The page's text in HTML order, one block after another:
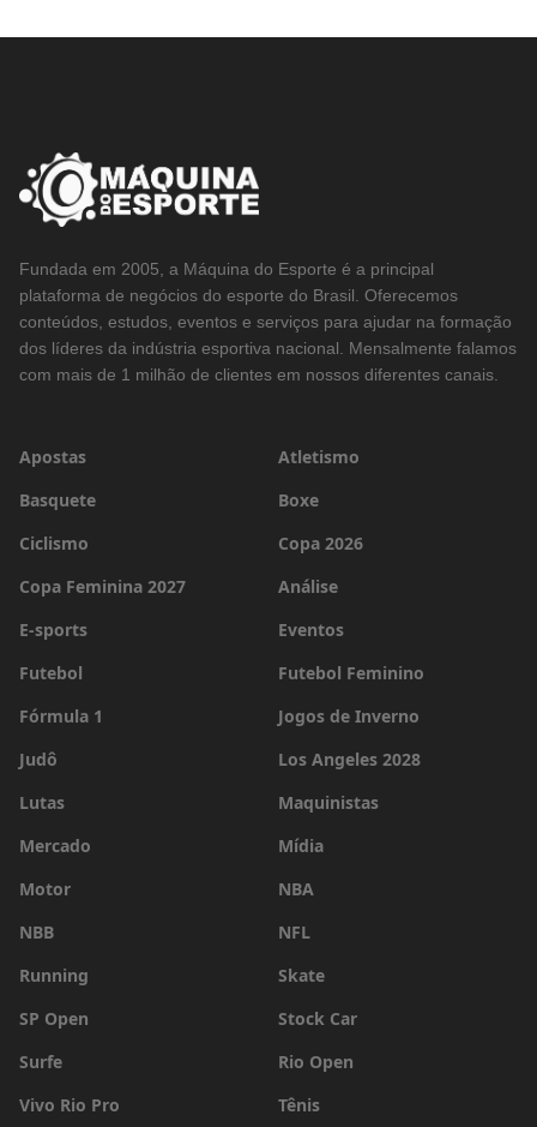
Fundada em 2005, a Máquina do Esporte é a principal
plataforma de negócios do esporte do Brasil. Oferecemos
conteúdos, estudos, eventos e serviços para ajudar na formação
dos líderes da indústria esportiva nacional. Mensalmente falamos
com mais de 1 milhão de clientes em nossos diferentes canais.
Apostas
Atletismo
Basquete
Boxe
Ciclismo
Copa 2026
Copa Feminina 2027
Análise
E-sports
Eventos
Futebol
Futebol Feminino
Fórmula 1
Jogos de Inverno
Judô
Los Angeles 2028
Lutas
Maquinistas
Mercado
Mídia
Motor
NBA
NBB
NFL
Running
Skate
SP Open
Stock Car
Surfe
Rio Open
Vivo Rio Pro
Tênis